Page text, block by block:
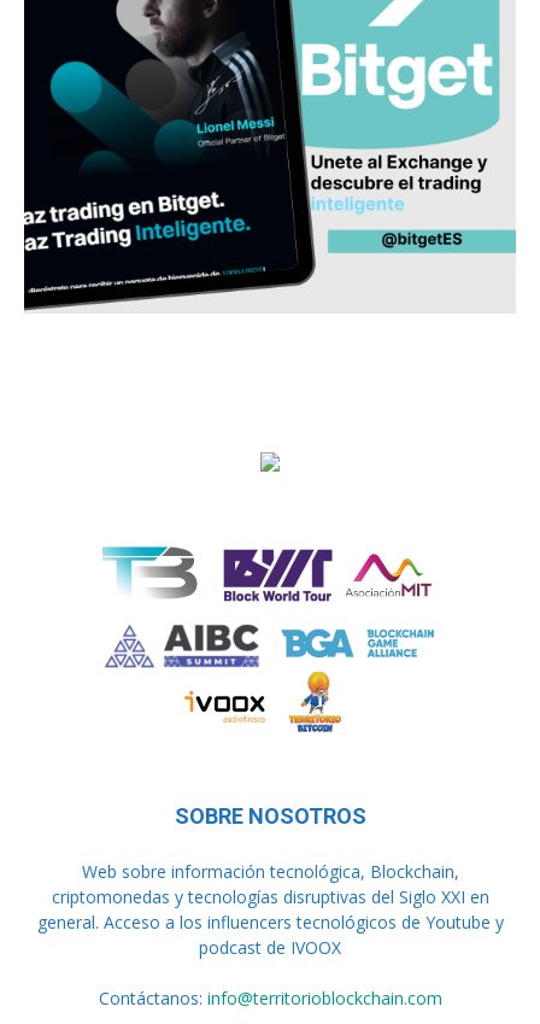
SOBRE NOSOTROS
Web sobre información tecnológica, Blockchain,
criptomonedas y tecnologías disruptivas del Siglo XXI en
general. Acceso a los influencers tecnológicos de Youtube y
podcast de IVOOX
Contáctanos: info@territorioblockchain.com